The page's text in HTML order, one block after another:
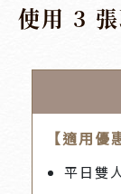
使用 3
【適用優
平日雙